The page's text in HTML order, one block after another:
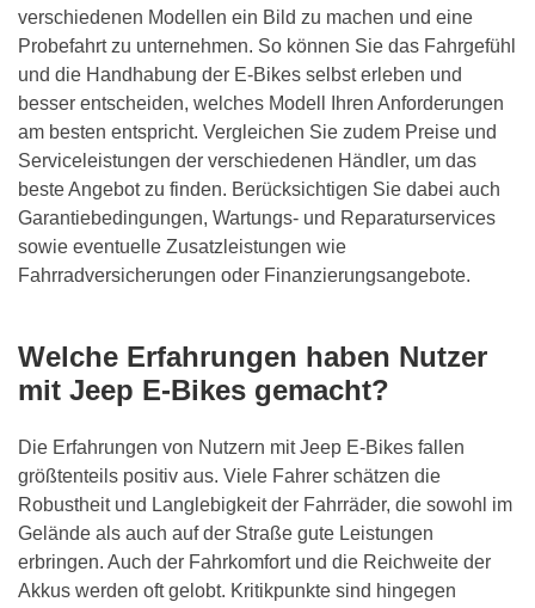
verschiedenen Modellen ein Bild zu machen und eine
Probefahrt zu unternehmen. So können Sie das Fahrgefühl
und die Handhabung der E-Bikes selbst erleben und
besser entscheiden, welches Modell Ihren Anforderungen
am besten entspricht. Vergleichen Sie zudem Preise und
Serviceleistungen der verschiedenen Händler, um das
beste Angebot zu finden. Berücksichtigen Sie dabei auch
Garantiebedingungen, Wartungs- und Reparaturservices
sowie eventuelle Zusatzleistungen wie
Fahrradversicherungen oder Finanzierungsangebote.
Welche Erfahrungen haben Nutzer
mit Jeep E-Bikes gemacht?
Die Erfahrungen von Nutzern mit Jeep E-Bikes fallen
größtenteils positiv aus. Viele Fahrer schätzen die
Robustheit und Langlebigkeit der Fahrräder, die sowohl im
Gelände als auch auf der Straße gute Leistungen
erbringen. Auch der Fahrkomfort und die Reichweite der
Akkus werden oft gelobt. Kritikpunkte sind hingegen